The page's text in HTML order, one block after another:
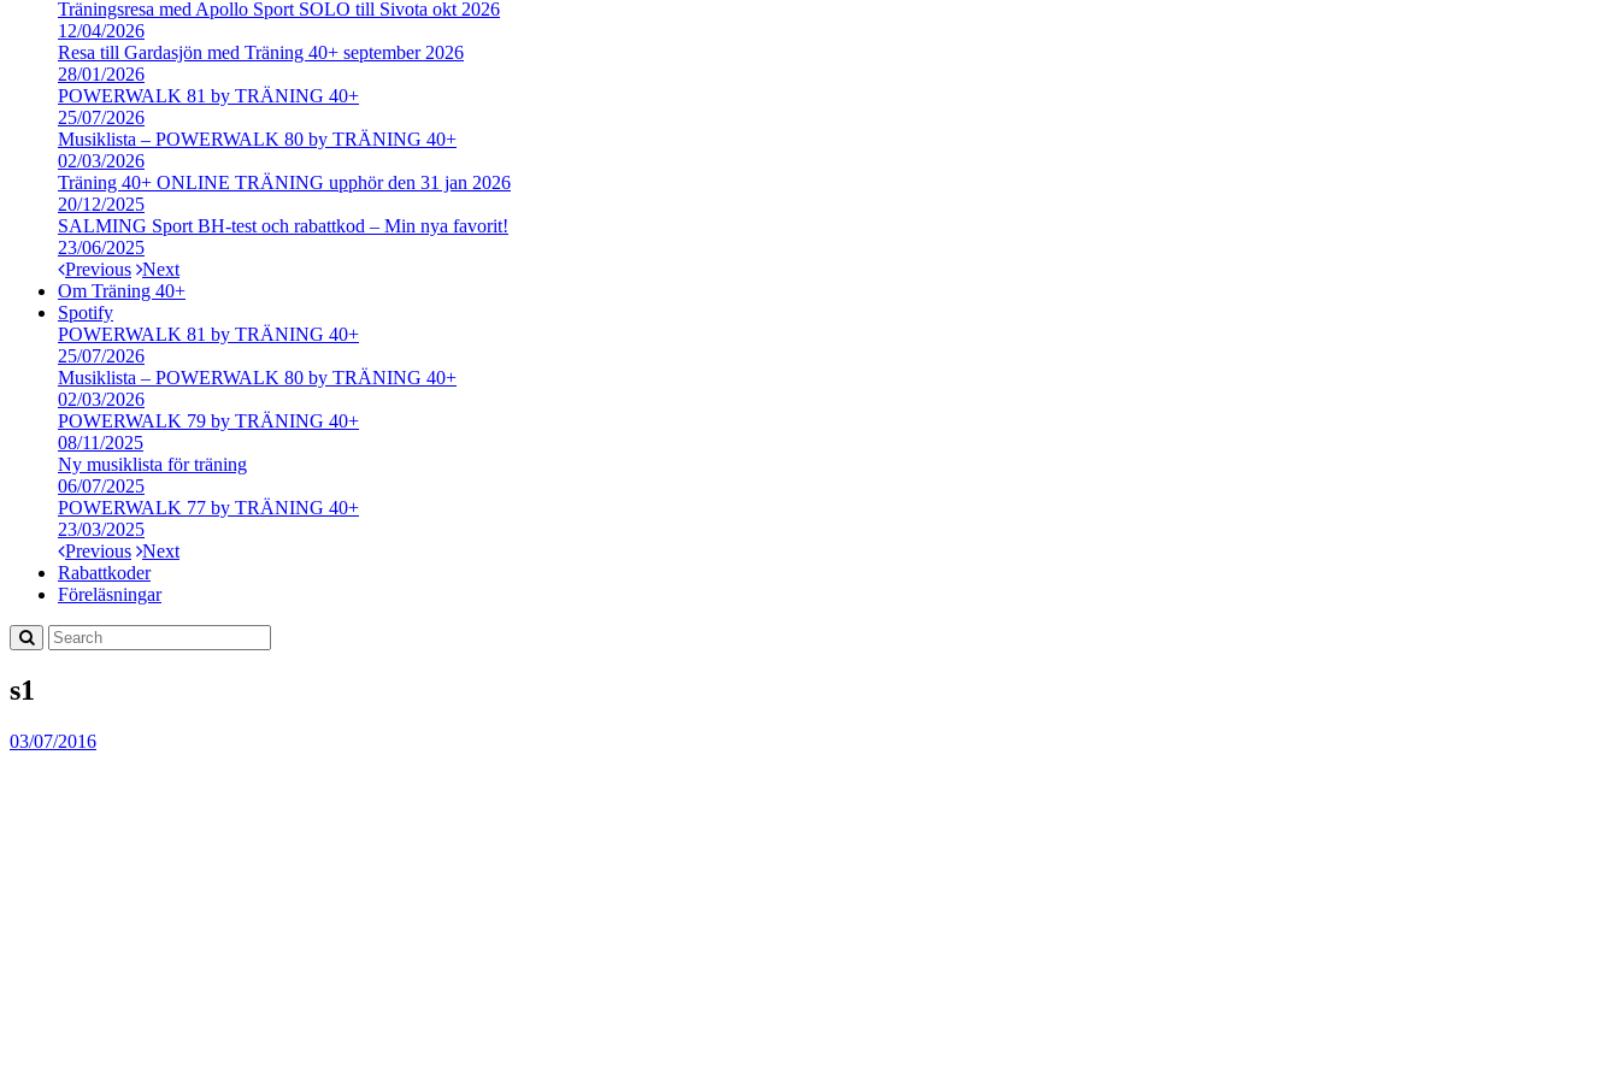
Träningsresa med Apollo Sport SOLO till Sivota okt 2026
12/04/2026
Resa till Gardasjön med Träning 40+ september 2026
28/01/2026
POWERWALK 81 by TRÄNING 40+
25/07/2026
Musiklista – POWERWALK 80 by TRÄNING 40+
02/03/2026
Träning 40+ ONLINE TRÄNING upphör den 31 jan 2026
20/12/2025
SALMING Sport BH-test och rabattkod – Min nya favorit!
23/06/2025
Previous Next
Om Träning 40+
Spotify
POWERWALK 81 by TRÄNING 40+
25/07/2026
Musiklista – POWERWALK 80 by TRÄNING 40+
02/03/2026
POWERWALK 79 by TRÄNING 40+
08/11/2025
Ny musiklista för träning
06/07/2025
POWERWALK 77 by TRÄNING 40+
23/03/2025
Previous Next
Rabattkoder
Föreläsningar
s1
03/07/2016